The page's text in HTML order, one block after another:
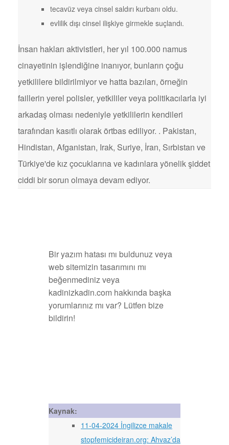
tecavüz veya cinsel saldırı kurbanı oldu.
evlilik dışı cinsel ilişkiye girmekle suçlandı.
İnsan hakları aktivistleri, her yıl 100.000 namus
cinayetinin işlendiğine inanıyor, bunların çoğu
yetkililere bildirilmiyor ve hatta bazıları, örneğin
faillerin yerel polisler, yetkililer veya politikacılarla iyi
arkadaş olması nedeniyle yetkililerin kendileri
tarafından kasıtlı olarak örtbas ediliyor. . Pakistan,
Hindistan, Afganistan, Irak, Suriye, İran, Sırbistan ve
Türkiye'de kız çocuklarına ve kadınlara yönelik şiddet
ciddi bir sorun olmaya devam ediyor.
Bir yazım hatası mı buldunuz veya
web sitemizin tasarımını mı
beğenmediniz veya
kadinizkadin.com hakkında başka
yorumlarınız mı var? Lütfen bize
bildirin!
Kaynak:
11-04-2024 İngilizce makale
stopfemicideiran.org: Ahvaz’da